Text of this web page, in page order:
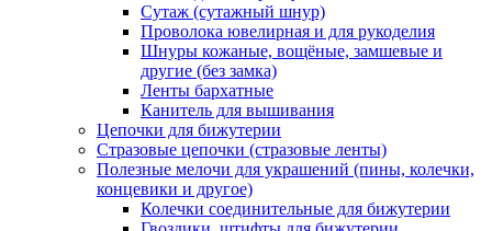
Сутаж (сутажный шнур)
Проволока ювелирная и для рукоделия
Шнуры кожаные, вощёные, замшевые и
другие (без замка)
Ленты бархатные
Канитель для вышивания
Цепочки для бижутерии
Стразовые цепочки (стразовые ленты)
Полезные мелочи для украшений (пины, колечки,
концевики и другое)
Колечки соединительные для бижутерии